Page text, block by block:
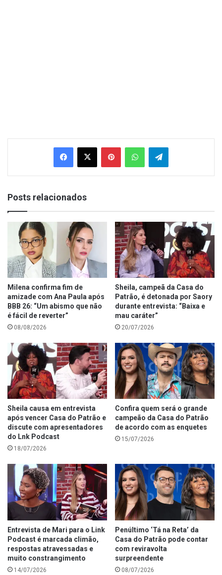
Facebook
X PinterestWhatsAppTelegram
Posts relacionados
Milena confirma fim de
amizade com Ana Paula após
BBB 26: “Um abismo que não
é fácil de reverter”
08/08/2026
Sheila, campeã da Casa do
Patrão, é detonada por Saory
durante entrevista: “Baixa e
mau caráter”
20/07/2026
Sheila causa em entrevista
após vencer Casa do Patrão e
discute com apresentadores
do Lnk Podcast
18/07/2026
Confira quem será o grande
campeão da Casa do Patrão
de acordo com as enquetes
15/07/2026
Entrevista de Mari para o Link
Podcast é marcada climão,
respostas atravessadas e
muito constrangimento
14/07/2026
Penúltimo ‘Tá na Reta’ da
Casa do Patrão pode contar
com reviravolta
surpreendente
08/07/2026